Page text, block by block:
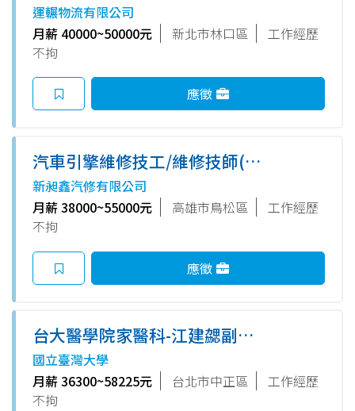
運輾物流有限公司
月薪 40000~50000元
新北市林口區
工作經歷
不拘
應徵
汽車引擎維修技工/維修技師(親
洽面試優先錄取)
新昶鑫汽修有限公司
月薪 38000~55000元
高雄市鳥松區
工作經歷
不拘
應徵
台大醫學院家醫科-江建勰副教
授 徵研究助理
國立臺灣大學
月薪 36300~58225元
台北市中正區
工作經歷
不拘